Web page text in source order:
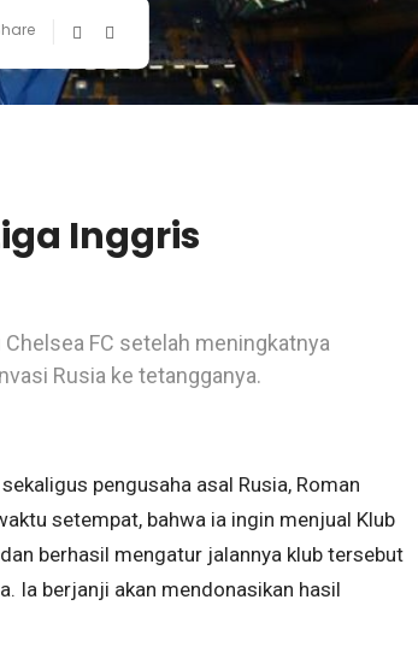
Inggris
FC setelah meningkatnya
Rusia ke tetangganya.
pengusaha asal Rusia, Roman
setempat, bahwa ia ingin menjual Klub
berhasil mengatur jalannya klub tersebut
Ia berjanji akan mendonasikan hasil